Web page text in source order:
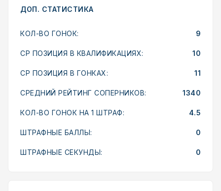
ДОП. СТАТИСТИКА
КОЛ-ВО ГОНОК: 9
СР ПОЗИЦИЯ В КВАЛИФИКАЦИЯХ: 10
СР ПОЗИЦИЯ В ГОНКАХ: 11
СРЕДНИЙ РЕЙТИНГ СОПЕРНИКОВ: 1340
КОЛ-ВО ГОНОК НА 1 ШТРАФ: 4.5
ШТРАФНЫЕ БАЛЛЫ: 0
ШТРАФНЫЕ СЕКУНДЫ: 0